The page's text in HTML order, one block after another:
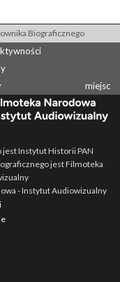
Biograficznego
miejsc
jest Instytut Historii PAN
jest Filmoteka
- Instytut Audiowizualny